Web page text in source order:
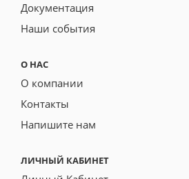
Документация
Наши события
О НАС
О компании
Контакты
Напишите нам
ЛИЧНЫЙ КАБИНЕТ